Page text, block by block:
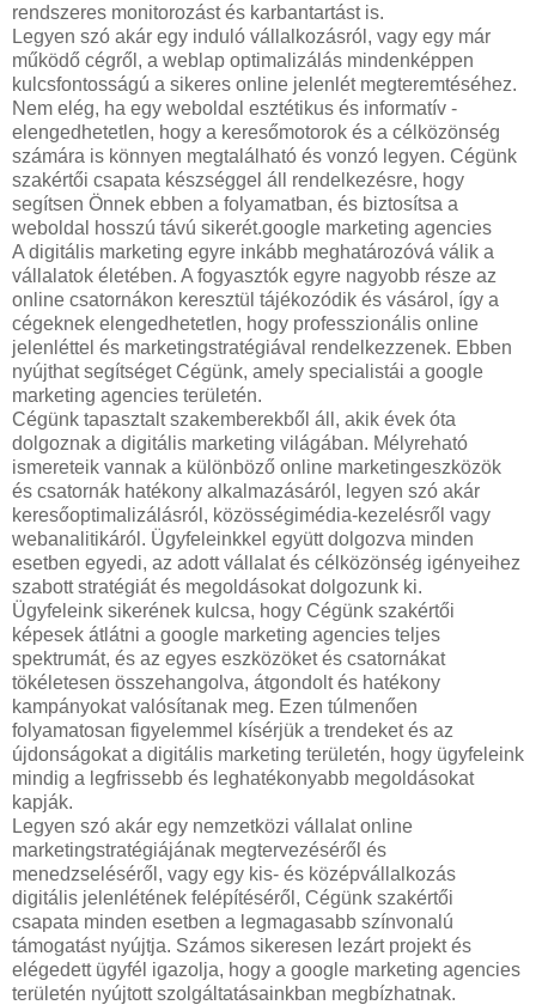
rendszeres monitorozást és karbantartást is.
Legyen szó akár egy induló vállalkozásról, vagy egy már
működő cégről, a weblap optimalizálás mindenképpen
kulcsfontosságú a sikeres online jelenlét megteremtéséhez.
Nem elég, ha egy weboldal esztétikus és informatív -
elengedhetetlen, hogy a keresőmotorok és a célközönség
számára is könnyen megtalálható és vonzó legyen. Cégünk
szakértői csapata készséggel áll rendelkezésre, hogy
segítsen Önnek ebben a folyamatban, és biztosítsa a
weboldal hosszú távú sikerét.google marketing agencies
A digitális marketing egyre inkább meghatározóvá válik a
vállalatok életében. A fogyasztók egyre nagyobb része az
online csatornákon keresztül tájékozódik és vásárol, így a
cégeknek elengedhetetlen, hogy professzionális online
jelenléttel és marketingstratégiával rendelkezzenek. Ebben
nyújthat segítséget Cégünk, amely specialistái a google
marketing agencies területén.
Cégünk tapasztalt szakemberekből áll, akik évek óta
dolgoznak a digitális marketing világában. Mélyreható
ismereteik vannak a különböző online marketingeszközök
és csatornák hatékony alkalmazásáról, legyen szó akár
keresőoptimalizálásról, közösségimédia-kezelésről vagy
webanalitikáról. Ügyfeleinkkel együtt dolgozva minden
esetben egyedi, az adott vállalat és célközönség igényeihez
szabott stratégiát és megoldásokat dolgozunk ki.
Ügyfeleink sikerének kulcsa, hogy Cégünk szakértői
képesek átlátni a google marketing agencies teljes
spektrumát, és az egyes eszközöket és csatornákat
tökéletesen összehangolva, átgondolt és hatékony
kampányokat valósítanak meg. Ezen túlmenően
folyamatosan figyelemmel kísérjük a trendeket és az
újdonságokat a digitális marketing területén, hogy ügyfeleink
mindig a legfrissebb és leghatékonyabb megoldásokat
kapják.
Legyen szó akár egy nemzetközi vállalat online
marketingstratégiájának megtervezéséről és
menedzseléséről, vagy egy kis- és középvállalkozás
digitális jelenlétének felépítéséről, Cégünk szakértői
csapata minden esetben a legmagasabb színvonalú
támogatást nyújtja. Számos sikeresen lezárt projekt és
elégedett ügyfél igazolja, hogy a google marketing agencies
területén nyújtott szolgáltatásainkban megbízhatnak.